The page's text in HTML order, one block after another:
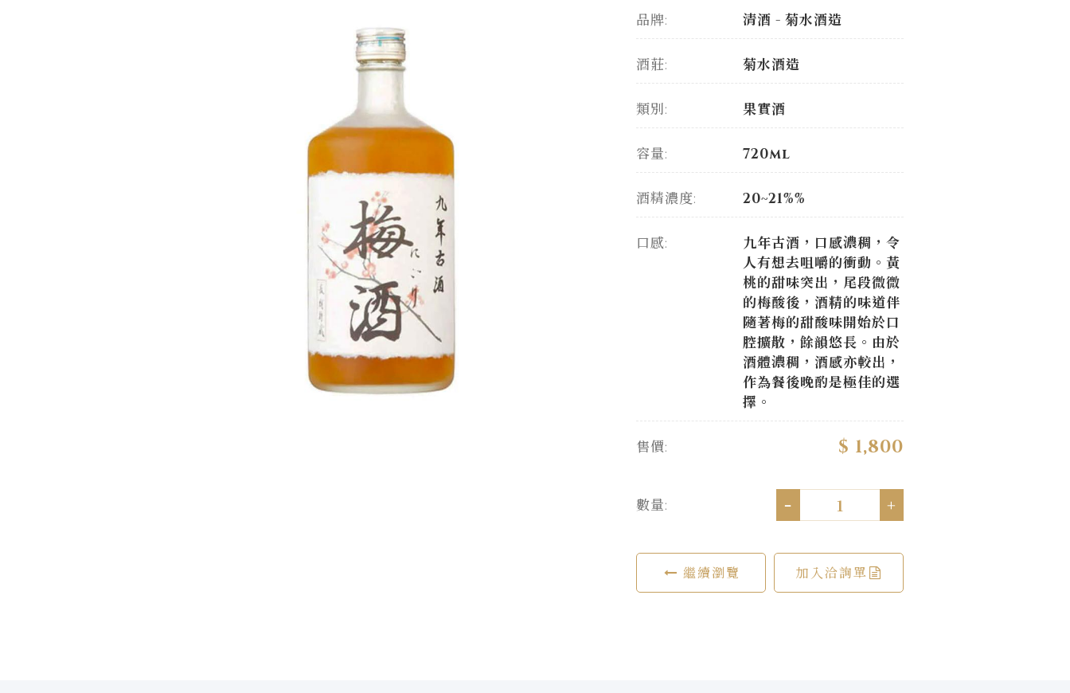
品牌: 清酒 - 菊水酒造
酒莊: 菊水酒造
類別: 果實酒
容量: 720ml
酒精濃度: 20~21%%
口感:
九年古酒，口感濃稠，令
人有想去咀嚼的衝動。黃
桃的甜味突出，尾段微微
的梅酸後，酒精的味道伴
隨著梅的甜酸味開始於口
腔擴散，餘韻悠長。由於
酒體濃稠，酒感亦較出，
作為餐後晚酌是極佳的選
擇。
售價: $ 1,800
數量: - +
繼續瀏覽 加入洽詢單